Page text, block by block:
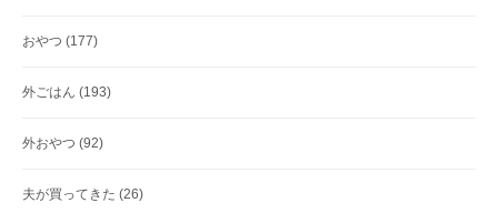
おやつ (177)
外ごはん (193)
外おやつ (92)
夫が買ってきた (26)